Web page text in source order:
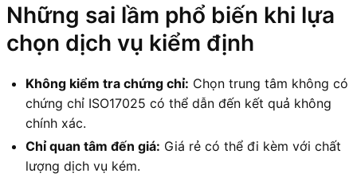
Những sai lầm phổ biến khi lựa
chọn dịch vụ kiểm định
Không kiểm tra chứng chỉ: Chọn trung tâm không có
chứng chỉ ISO17025 có thể dẫn đến kết quả không
chính xác.
Chỉ quan tâm đến giá: Giá rẻ có thể đi kèm với chất
lượng dịch vụ kém.